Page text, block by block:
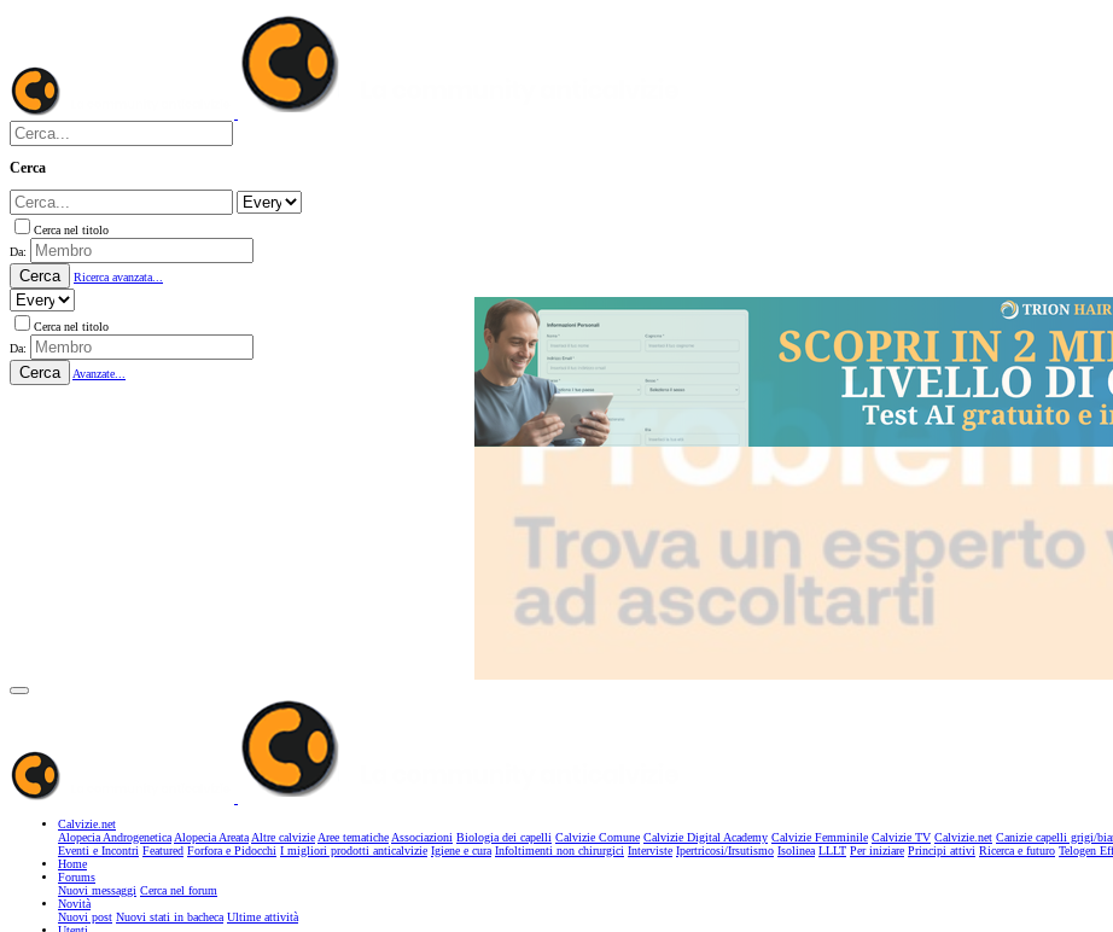
Cerca
Cerca nel titolo
Da:
Cerca Ricerca avanzata...
Cerca nel titolo
Da:
Cerca Avanzate...
Calvizie.net
Alopecia AndrogeneticaAlopecia AreataAltre calvizieAree tematicheAssociazioni Biologia dei capelli Calvizie Comune Calvizie Digital Academy Calvizie Femminile Calvizie TV Calvizie.net Canizie capelli grigi/
Eventi e Incontri Featured Forfora e Pidocchi I migliori prodotti anticalvizie Igiene e cura Infoltimenti non chirurgici Interviste Ipertricosi/Irsutismo Isolinea LLLT Per iniziare Principi attivi Ricerca e futuro Telogen
Home
Forums
Nuovi messaggi Cerca nel forum
Novità
Nuovi post Nuovi stati in bacheca Ultime attività